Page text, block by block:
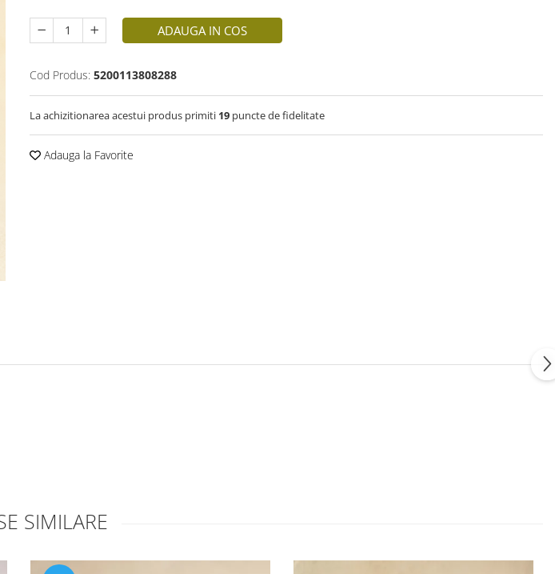
ADAUGA IN COS
Cod Produs: 5200113808288
La achizitionarea acestui produs primiti 19 puncte de fidelitate
Adauga la Favorite
SIMILARE